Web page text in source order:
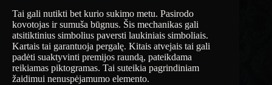
Tai gali nutikti bet kurio sukimo metu. Pasirodo
kovotojas ir sumuša būgnus. Šis mechanikas gali
atsitiktinius simbolius paversti laukiniais simboliais.
Kartais tai garantuoja pergalę. Kitais atvejais tai gali
padėti suaktyvinti premijos raundą, pateikdama
reikiamas piktogramas. Tai suteikia pagrindiniam
žaidimui nenuspėjamumo elemento.